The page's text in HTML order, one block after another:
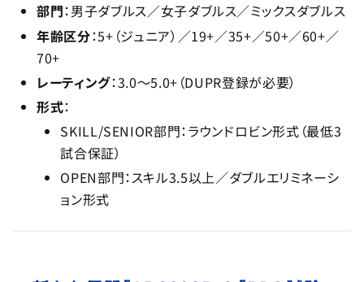
部門：男子ダブルス／女子ダブルス／ミックスダブルス
年齢区分：5+（ジュニア）／19+／35+／50+／60+／
70+
レーティング：3.0～5.0+（DUPR登録が必要）
形式：
SKILL/SENIOR部門：ラウンドロビン形式（最低3
試合保証）
OPEN部門：スキル3.5以上／ダブルエリミネーシ
ョン形式